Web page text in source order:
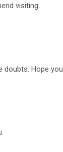
visiting:
doubts. Hope you